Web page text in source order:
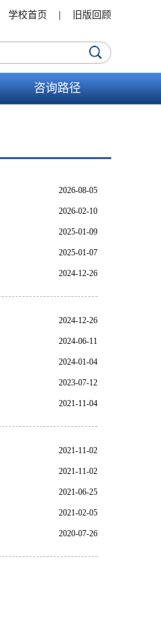
学校首页 旧版回顾
咨询路径
2026-08-05
2026-02-10
2025-01-09
2025-01-07
2024-12-26
2024-12-26
2024-06-11
2024-01-04
2023-07-12
2021-11-04
2021-11-02
2021-11-02
2021-06-25
2021-02-05
2020-07-26